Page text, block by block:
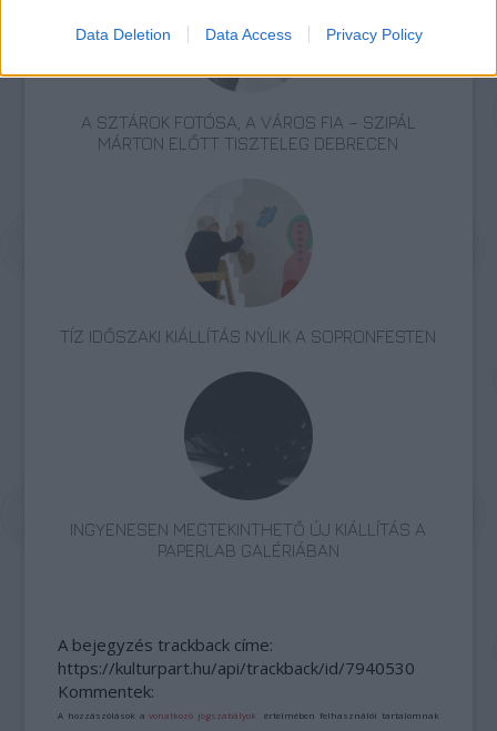
Data Deletion Data Access Privacy Policy
A SZTÁROK FOTÓSA, A VÁROS FIA – SZIPÁL
MÁRTON ELŐTT TISZTELEG DEBRECEN
TÍZ IDŐSZAKI KIÁLLÍTÁS NYÍLIK A SOPRONFESTEN
INGYENESEN MEGTEKINTHETŐ ÚJ KIÁLLÍTÁS A
PAPERLAB GALÉRIÁBAN
A bejegyzés trackback címe:
https://kulturpart.hu/api/trackback/id/7940530
Kommentek:
A hozzászólások avonatkozó jogszabályok értelmében felhasználói tartalomnak